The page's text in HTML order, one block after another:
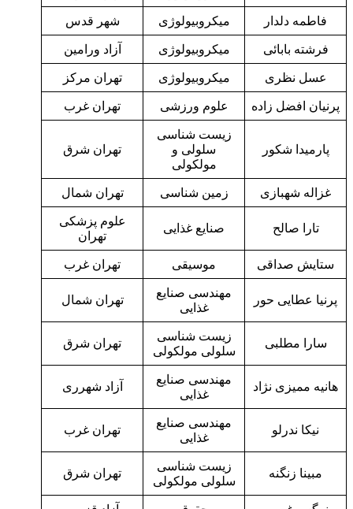
فاطمه دلدار میکروبیولوژی شهر قدس
فرشته بابائی میکروبیولوژی آزاد ورامین
عسل نظری میکروبیولوژی تهران مرکز
پرنیان افضل زاده علوم ورزشی تهران غرب
پارمیدا شکور
زیست شناسی
سلولی و
مولکولی
تهران شرق
غزاله شهبازی زمین شناسی تهران شمال
تارا صالح صنایع غذایی
علوم پزشکی
تهران
ستایش صداقی موسیقی تهران غرب
پرنیا عطایی حور
مهندسی صنایع
غذایی
تهران شمال
سارا مطلبی
زیست شناسی
سلولی مولکولی
تهران شرق
هانیه ممیزی نژاد
مهندسی صنایع
غذایی
آزاد شهرری
نیکا ندرلو
مهندسی صنایع
غذایی
تهران غرب
مبینا زنگنه
زیست شناسی
سلولی مولکولی
تهران شرق